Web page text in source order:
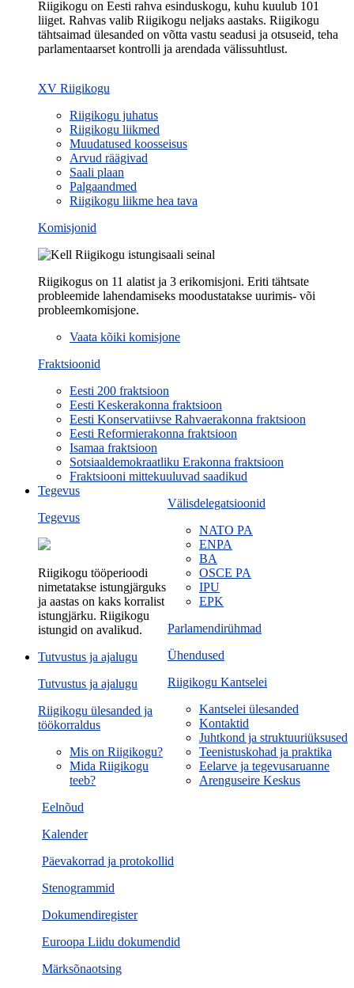
Riigikogu on Eesti rahva esinduskogu, kuhu kuulub 101
liiget. Rahvas valib Riigikogu neljaks aastaks. Riigikogu
tähtsaimad ülesanded on võtta vastu seadusi ja otsuseid, teha
parlamentaarset kontrolli ja arendada välissuhtlust.
XV Riigikogu
Riigikogu juhatus
Riigikogu liikmed
Muudatused koosseisus
Arvud räägivad
Saali plaan
Palgaandmed
Riigikogu liikme hea tava
Komisjonid
Riigikogus on 11 alatist ja 3 erikomisjoni. Eriti tähtsate
probleemide lahendamiseks moodustatakse uurimis- või
probleemkomisjone.
Vaata kõiki komisjone
Fraktsioonid
Eesti 200 fraktsioon
Eesti Keskerakonna fraktsioon
Eesti Konservatiivse Rahvaerakonna fraktsioon
Eesti Reformierakonna fraktsioon
Isamaa fraktsioon
Sotsiaaldemokraatliku Erakonna fraktsioon
Fraktsiooni mittekuuluvad saadikud
Välisdelegatsioonid
NATO PA
ENPA
BA
OSCE PA
IPU
EPK
Parlamendirühmad
Ühendused
Riigikogu Kantselei
Kantselei ülesanded
Kontaktid
Juhtkond ja struktuuriüksused
Teenistuskohad ja praktika
Eelarve ja tegevusaruanne
Arenguseire Keskus
Tegevus
Tegevus
Riigikogu tööperioodi
nimetatakse istungjärguks
ja aastas on kaks korralist
istungjärku. Riigikogu
istungid on avalikud.
Eelnõud
Kalender
Päevakorrad ja protokollid
Stenogrammid
Dokumendiregister
Euroopa Liidu dokumendid
Märksõnaotsing
Tutvustus ja ajalugu
Tutvustus ja ajalugu
Riigikogu ülesanded ja
töökorraldus
Mis on Riigikogu?
Mida Riigikogu
teeb?